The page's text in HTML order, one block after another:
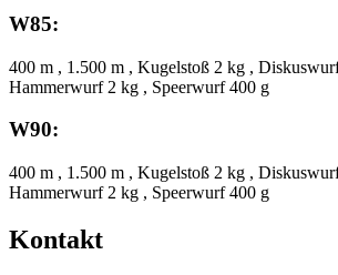
W85:
400 m , 1.500 m , Kugelstoß 2 kg ,
Hammerwurf 2 kg , Speerwurf 400 g
W90:
400 m , 1.500 m , Kugelstoß 2 kg ,
Hammerwurf 2 kg , Speerwurf 400 g
Kontakt